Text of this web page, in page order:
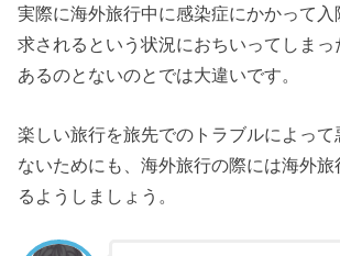
実際に海外旅行中に感染症にかかって
求されるという状況におちいってしま
あるのとないのとでは大違いです。
楽しい旅行を旅先でのトラブルによって
ないためにも、海外旅行の際には海外旅
るようしましょう。